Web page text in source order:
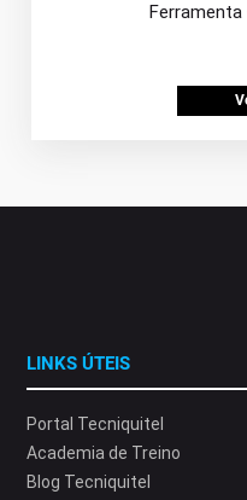
LINKS ÚTEIS
Portal Tecniquitel
Academia de Treino
Blog Tecniquitel